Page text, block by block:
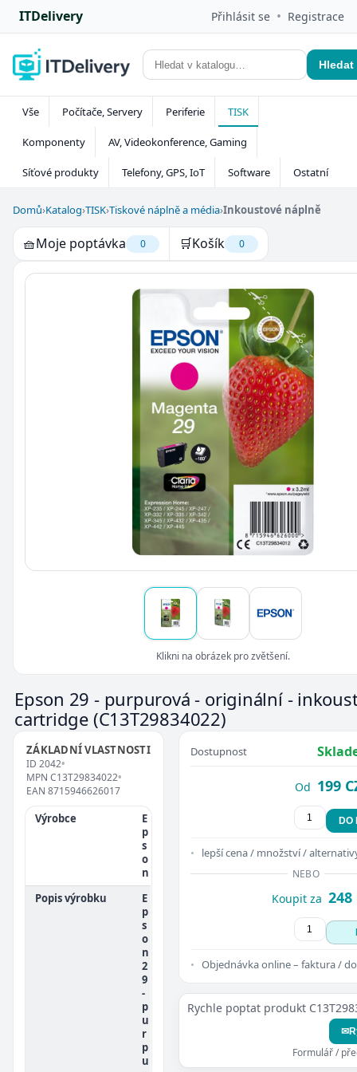
ITDelivery Přihlásit se • Registrace
Hledat
Vše Počítače, Servery Periferie TISK
Komponenty AV, Videokonference, Gaming
Síťové produkty Telefony, GPS, IoT Software Ostatní
Domů›Katalog›TISK›Tiskové náplně a média›Inkoustové náplně
🧺Moje poptávka 0 🛒Košík 0
Klikni na obrázek pro zvětšení.
Epson 29 - purpurová - originální -
cartridge (C13T29834022)
ZÁKLADNÍ VLASTNOSTI
ID 2042•
MPN C13T29834022•
EAN 8715946626017
Výrobce
E
p
s
o
n
Popis výrobku
E
p
s
o
n
2
9
-
p
u
r
p
u
Dostupnost
Od 199
DO
lepší cena / množství /
NEBO
Koupit za 248
Objednávka online – faktura /
Rychle poptat produkt
✉
Formulář /